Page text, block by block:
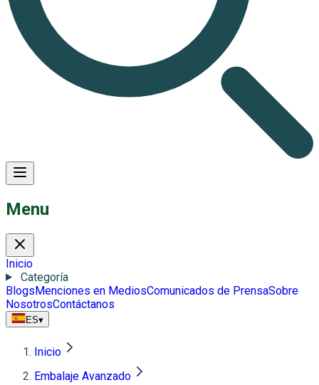
Menu
Inicio
Categoría
BlogsMenciones en MediosComunicados de PrensaSobre
NosotrosContáctanos
ES▾
Inicio
Embalaje Avanzado